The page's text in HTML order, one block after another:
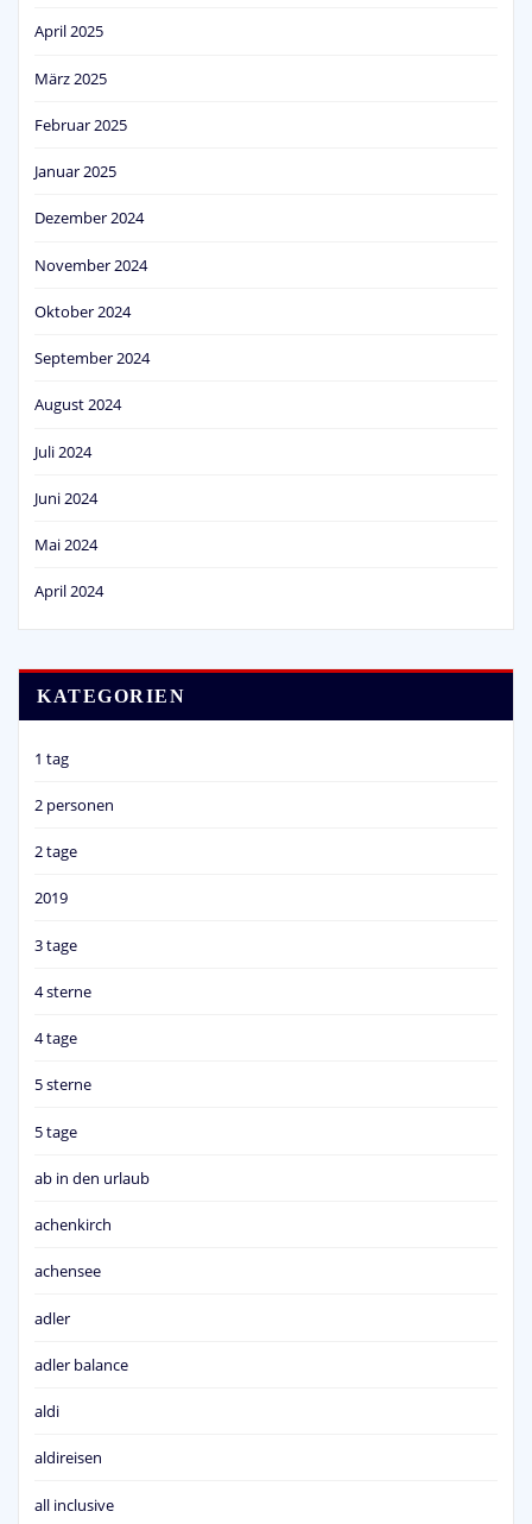
April 2025
März 2025
Februar 2025
Januar 2025
Dezember 2024
November 2024
Oktober 2024
September 2024
August 2024
Juli 2024
Juni 2024
Mai 2024
April 2024
KATEGORIEN
1 tag
2 personen
2 tage
2019
3 tage
4 sterne
4 tage
5 sterne
5 tage
ab in den urlaub
achenkirch
achensee
adler
adler balance
aldi
aldireisen
all inclusive